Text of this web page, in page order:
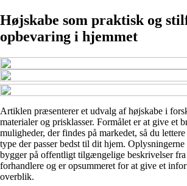
Højskabe som praktisk og
opbevaring i hjemmet
Artiklen præsenterer et udvalg af højskabe i
materialer og prisklasser. Formålet er at give et
muligheder, der findes på markedet, så du
type der passer bedst til dit hjem.
bygger på offentligt tilgængelige beskrivelser
forhandlere og er opsummeret for at give et
overblik.